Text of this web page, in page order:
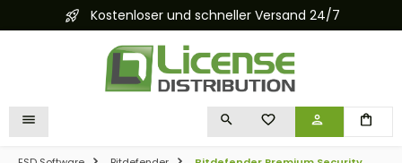
springenKostenloser und schneller Versand 24/7
DU HAST 0 PRODUKTE